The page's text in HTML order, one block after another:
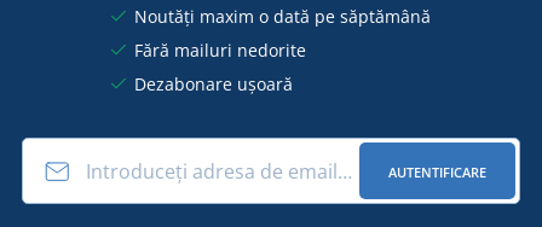
Noutăți maxim o dată pe săptămână
Fără mailuri nedorite
Dezabonare ușoară
AUTENTIFICARE